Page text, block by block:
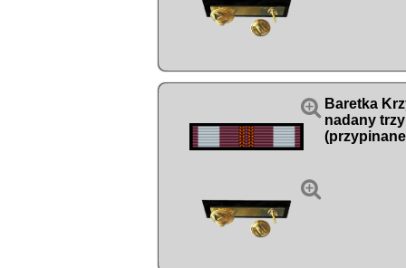


Baretka
nadany